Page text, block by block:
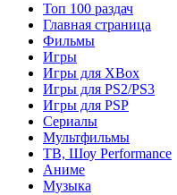
Топ 100 раздач
Главная страница
Фильмы
Игры
Игры для XBox
Игры для PS2/PS3
Игры для PSP
Сериалы
Мультфильмы
ТВ, Шоу Performance
Аниме
Музыка